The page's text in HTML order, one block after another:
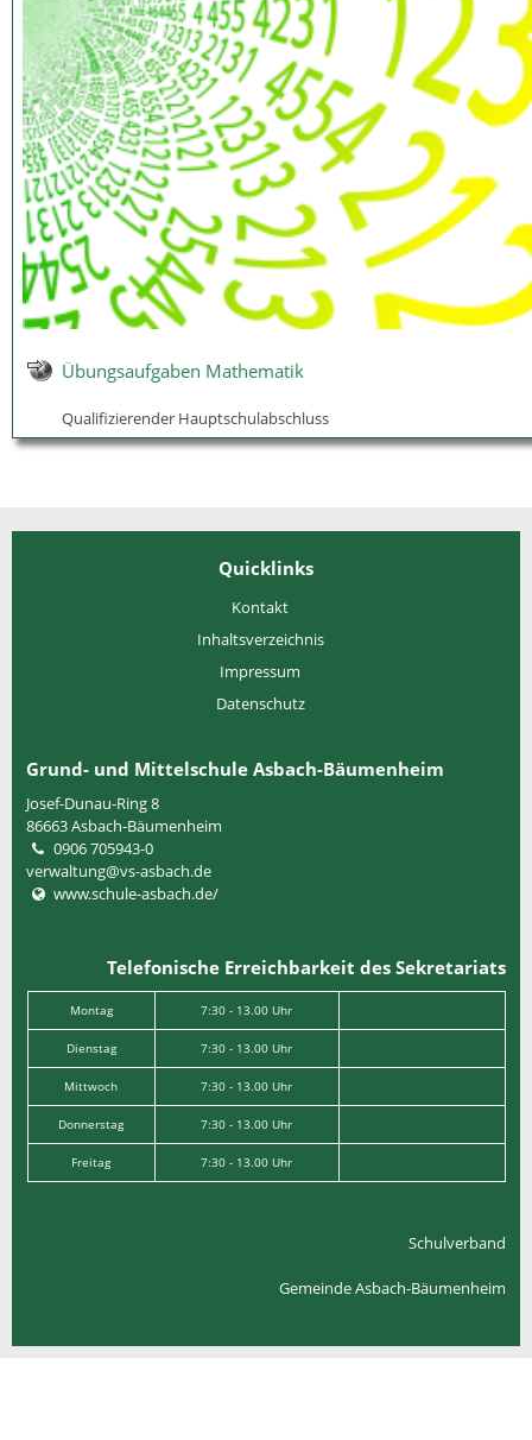
Übungsaufgaben Mathematik
Qualifizierender Hauptschulabschluss
Quicklinks
Kontakt
Inhaltsverzeichnis
Impressum
Datenschutz
Grund- und Mittelschule Asbach-Bäumenheim
Josef-Dunau-Ring 8
86663Asbach-Bäumenheim
0906 705943-0
verwaltung@vs-asbach.de
www.schule-asbach.de/
Telefonische Erreichbarkeit des Sekretariats
Montag 7:30 - 13.00 Uhr
Dienstag 7:30 - 13.00 Uhr
Mittwoch 7:30 - 13.00 Uhr
Donnerstag 7:30 - 13.00 Uhr
Freitag 7:30 - 13.00 Uhr
Schulverband
Gemeinde Asbach-Bäumenheim